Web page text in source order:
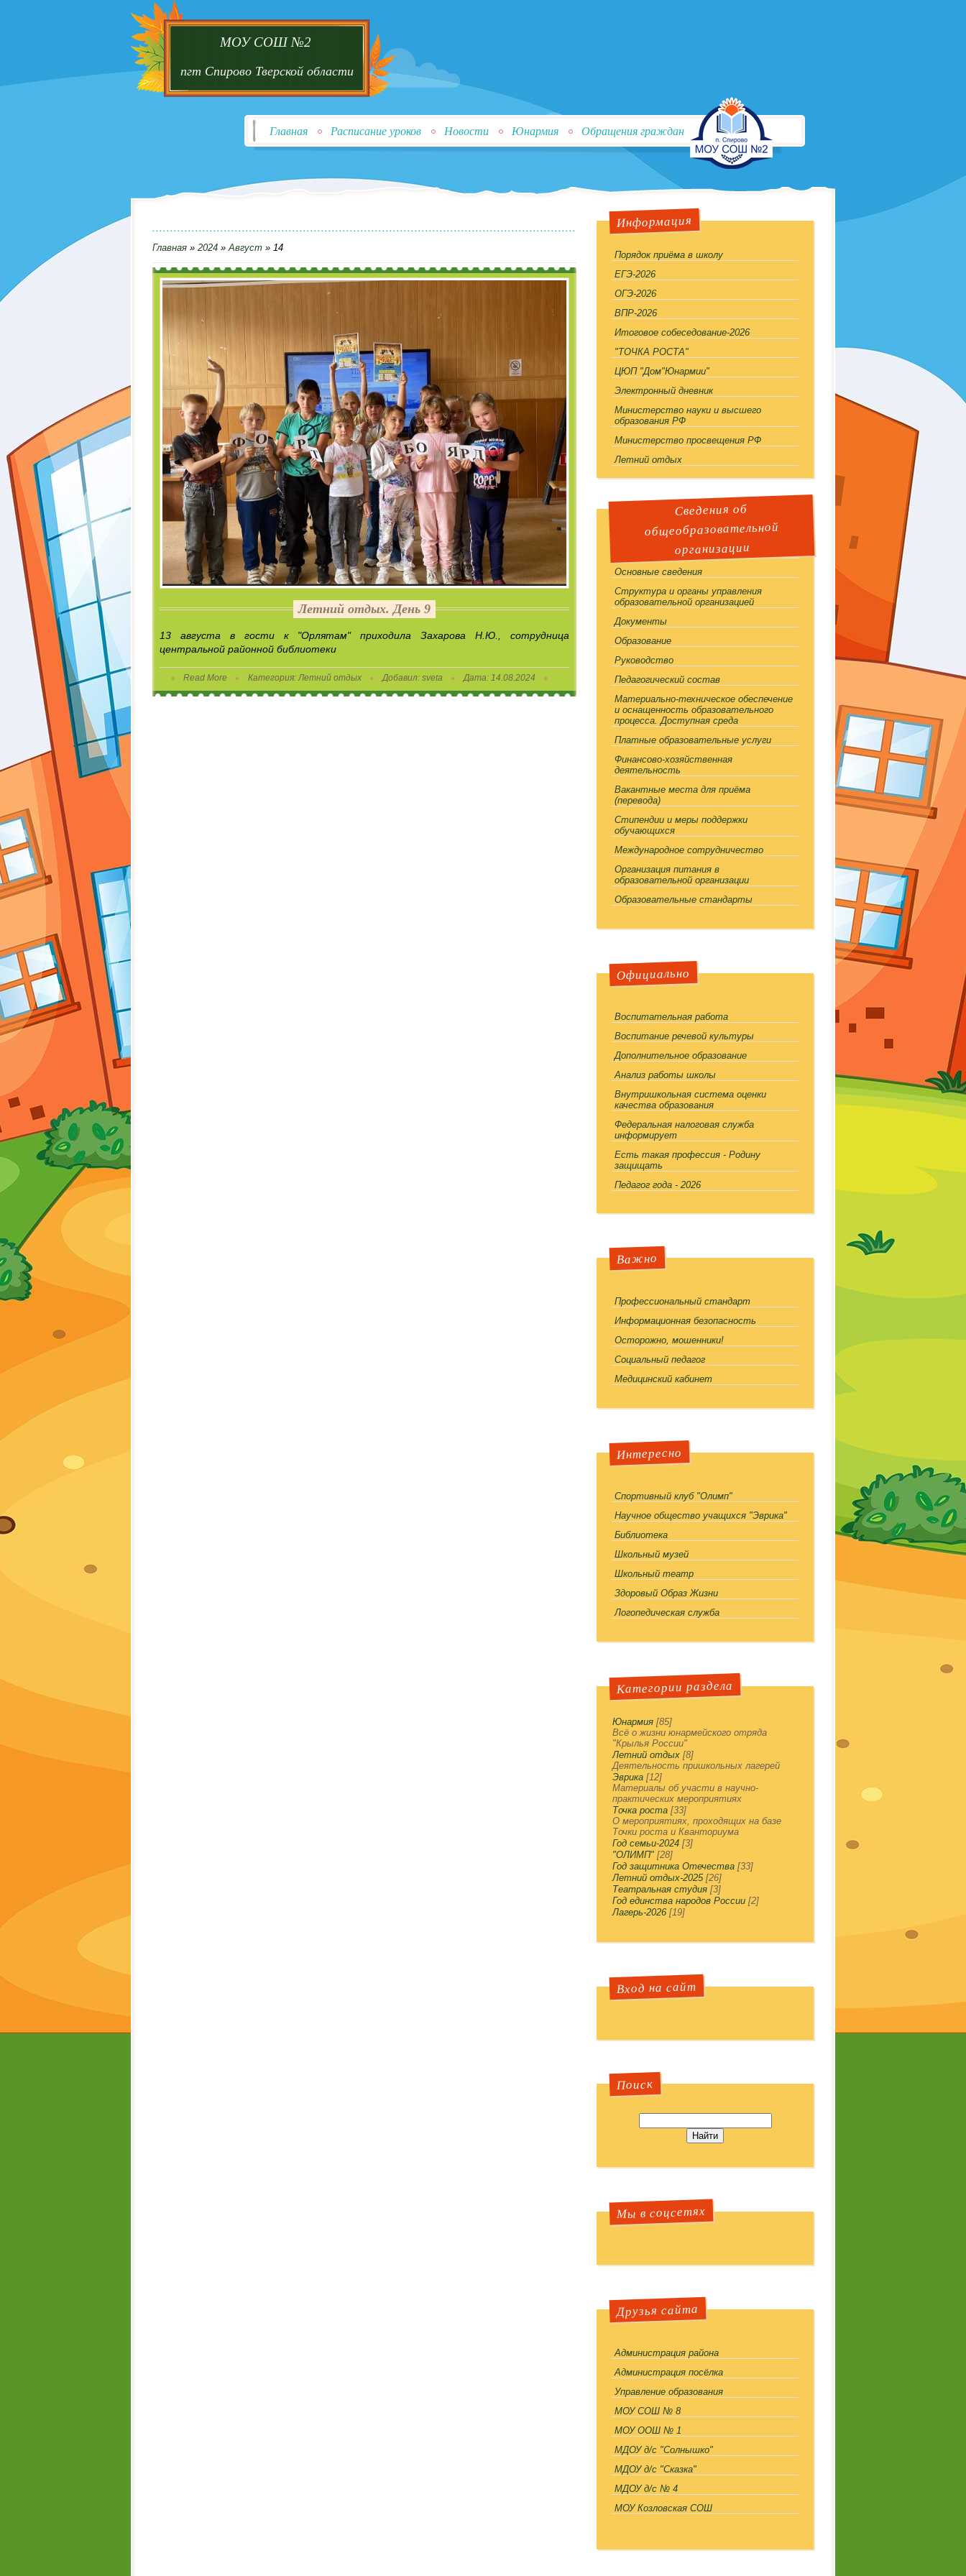
МОУ СОШ №2
пгт Спирово Тверской области
Главная Расписание уроков Новости Юнармия Обращения граждан
Главная » 2024 » Август » 14
Летний отдых. День 9
13 августа в гости к "Орлятам" приходила Захарова Н.Ю., сотрудница
центральной районной библиотеки
Read More Категория: Летний отдых Добавил: sveta Дата: 14.08.2024
Информация
Порядок приёма в школу
ЕГЭ-2026
ОГЭ-2026
ВПР-2026
Итоговое собеседование-2026
"ТОЧКА РОСТА"
ЦЮП "Дом"Юнармии"
Электронный дневник
Министерство науки и высшего
образования РФ
Министерство просвещения РФ
Летний отдых
Сведения об
общеобразовательной
организации
Основные сведения
Структура и органы управления
образовательной организацией
Документы
Образование
Руководство
Педагогический состав
Материально-техническое обеспечение
и оснащенность образовательного
процесса. Доступная среда
Платные образовательные услуги
Финансово-хозяйственная
деятельность
Вакантные места для приёма
(перевода)
Стипендии и меры поддержки
обучающихся
Международное сотрудничество
Организация питания в
образовательной организации
Образовательные стандарты
Официально
Воспитательная работа
Воспитание речевой культуры
Дополнительное образование
Анализ работы школы
Внутришкольная система оценки
качества образования
Федеральная налоговая служба
информирует
Есть такая профессия - Родину
защищать
Педагог года - 2026
Важно
Профессиональный стандарт
Информационная безопасность
Осторожно, мошенники!
Социальный педагог
Медицинский кабинет
Интересно
Спортивный клуб "Олимп"
Научное общество учащихся "Эврика"
Библиотека
Школьный музей
Школьный театр
Здоровый Образ Жизни
Логопедическая служба
Категории раздела
Юнармия [85]
Всё о жизни юнармейского отряда
"Крылья России"
Летний отдых [8]
Деятельность пришкольных лагерей
Эврика [12]
Материалы об участи в научно-
практических мероприятиях
Точка роста [33]
О мероприятиях, проходящих на базе
Точки роста и Кванториума
Год семьи-2024 [3]
"ОЛИМП" [28]
Год защитника Отечества [33]
Летний отдых-2025 [26]
Театральная студия [3]
Год единства народов России [2]
Лагерь-2026 [19]
Вход на сайт
Поиск
Мы в соцсетях
Друзья сайта
Администрация района
Администрация посёлка
Управление образования
МОУ СОШ № 8
МОУ ООШ № 1
МДОУ д/с "Солнышко"
МДОУ д/с "Сказка"
МДОУ д/с № 4
МОУ Козловская СОШ